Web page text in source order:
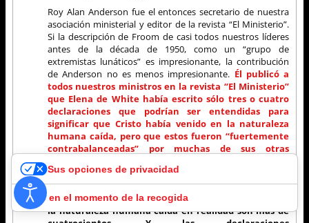
Roy Alan Anderson fue el entonces secretario de nuestra
asociación ministerial y editor de la revista “El Ministerio”.
Si la descripción de Froom de casi todos nuestros líderes
antes de la década de 1950, como un “grupo de
extremistas lunáticos” es impresionante, la contribución
de Anderson no es menos impresionante. Él publicó a
todos nuestros ministros en la revista “El Ministerio”
que Elena de White había escrito sólo tres o cuatro
declaraciones que podrían ser entendidas para
significar que Cristo había venido en la naturaleza
humana caída, pero que estos fueron “fuertemente
contrabalanceadas” por muchas de sus otras
humana no caída. (Zurcher 158, 159.)
es exactamente lo contrario de la verdad en sus dos
partes. Las declaraciones de ella de que Cristo vino en
la naturaleza humana caída en realidad son más de
Sus opciones de privacidad
Aviso en el momento de la recogida